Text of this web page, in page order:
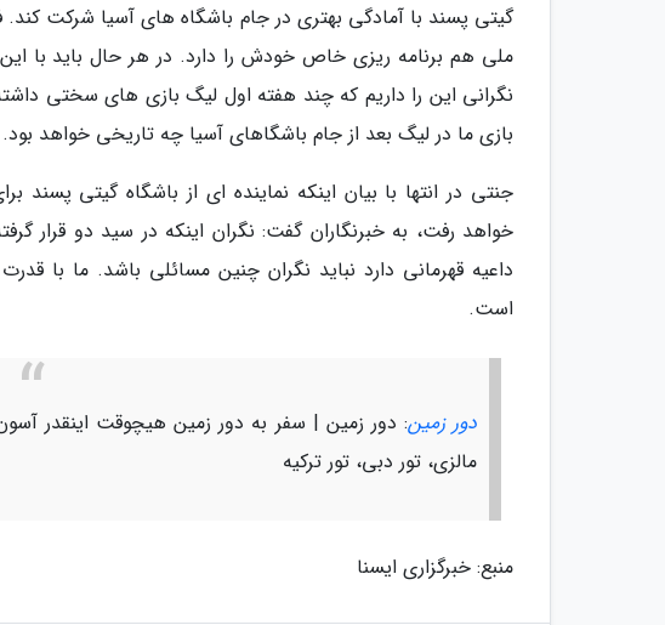
ملی هم برنامه ریزی خاص خودش را دارد. در هر حال باید با
نگرانی این را داریم که چند هفته اول لیگ بازی های سختی
بازی ما در لیگ بعد از جام باشگاهای آسیا چه تاریخی خواهد بود.
جنتی در انتها با بیان اینکه نماینده ای از باشگاه گیتی
خواهد رفت، به خبرنگاران گفت: نگران اینکه در سید دو قرار
داعیه قهرمانی دارد نباید نگران چنین مسائلی باشد. ما با
است.
دور زمین: دور زمین | سفر به دور زمین هیچوقت اینقدر آسون
مالزی، تور دبی، تور ترکیه
منبع: خبرگزاری ایسنا